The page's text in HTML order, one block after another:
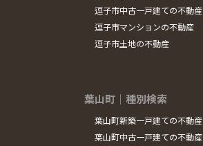
逗子市中古一戸建ての不動産
逗子市マンションの不動産
逗子市土地の不動産
葉山町｜種別検索
葉山町新築一戸建ての不動産
葉山町中古一戸建ての不動産